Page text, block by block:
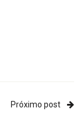
Próximo post